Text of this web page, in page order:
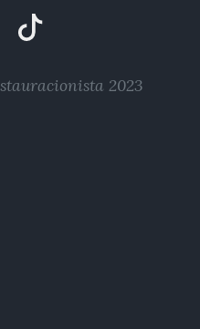
2023